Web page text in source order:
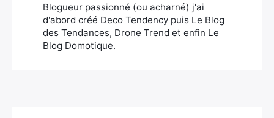
Blogueur passionné (ou acharné) j'ai
d'abord créé Deco Tendency puis Le Blog
des Tendances, Drone Trend et enfin Le
Blog Domotique.